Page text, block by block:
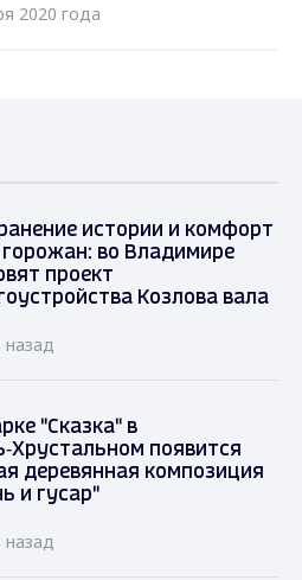
2020 года
истории и комфорт
горожан: во Владимире
проект
Козлова вала
назад
"Сказка" в
появится
деревянная композиция
и гусар"
назад